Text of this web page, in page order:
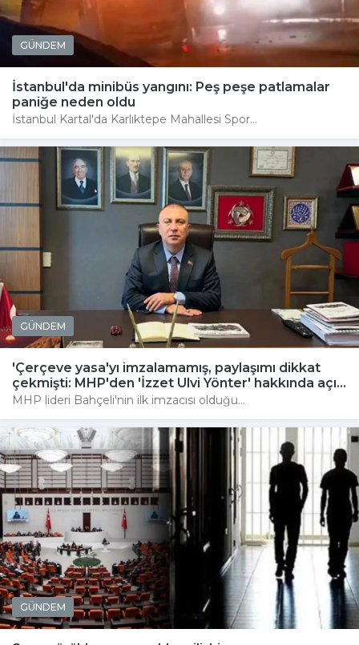
GÜNDEM
İstanbul'da minibüs yangını: Peş peşe patlamalar
paniğe neden oldu
İstanbul Kartal'da Karlıktepe Mahallesi Spor...
GÜNDEM
'Çerçeve yasa'yı imzalamamış, paylaşımı dikkat
çekmişti: MHP'den 'İzzet Ulvi Yönter' hakkında açı...
MHP lideri Bahçeli'nin ilk imzacısı olduğu...
GÜNDEM